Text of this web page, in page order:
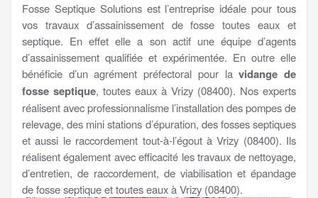
Fosse Septique Solutions est l’entreprise idéale pour tous
vos travaux d’assainissement de fosse toutes eaux et
septique. En effet elle a son actif une équipe d’agents
d’assainissement qualifiée et expérimentée. En outre elle
bénéficie d’un agrément préfectoral pour lavidange de
fosse septique, toutes eaux à Vrizy (08400). Nos experts
réalisent avec professionnalisme l’installation des pompes de
relevage, des mini stations d’épuration, des fosses septiques
et aussi le raccordement tout-à-l’égout à Vrizy (08400). Ils
réalisent également avec efficacité les travaux de nettoyage,
d’entretien, de raccordement, de viabilisation et épandage
de fosse septique et toutes eaux à Vrizy (08400).